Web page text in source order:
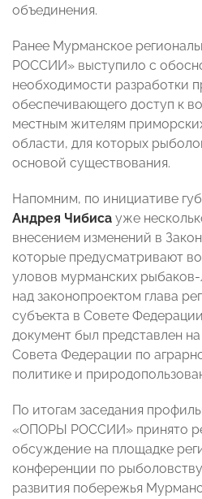
объединения.
Ранее Мурманское
РОССИИ» выступило с
необходимости разработки
обеспечивающего доступ к
местным жителям
области, для которых
основой существования.
Напомним, по инициативе
Андрея Чибиса уже
внесением изменений в
которые предусматривают
уловов мурманских
над законопроектом глава
субъекта в Совете
документ был представлен на
Совета Федерации по
политике и
По итогам заседания
«ОПОРЫ РОССИИ» принято
обсуждение на площадке
конференции по
развития побережья